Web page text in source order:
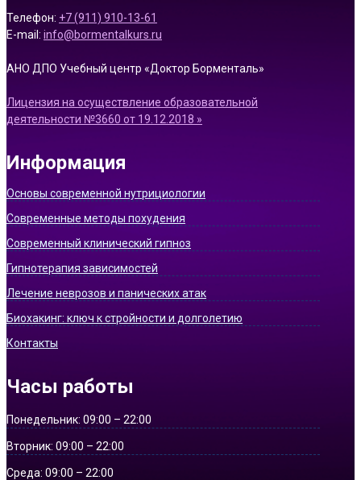
Телефон: +7 (911) 910-13-61
E-mail: info@bormentalkurs.ru
АНО ДПО Учебный центр «Доктор Борменталь»
Лицензия на осуществление образовательной
деятельности №3660 от 19.12.2018 »
Информация
Основы современной нутрициологии
Современные методы похудения
Современный клинический гипноз
Гипнотерапия зависимостей
Лечение неврозов и панических атак
Биохакинг: ключ к стройности и долголетию
Контакты
Часы работы
Понедельник: 09:00 – 22:00
Вторник: 09:00 – 22:00
Среда: 09:00 – 22:00